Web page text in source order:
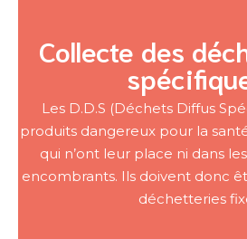
Collecte des
Les D.D.S (Déchets Diffus
produits dangereux pour la
qui n’ont leur place ni dans
encombrants. Ils doivent donc
déchetteries